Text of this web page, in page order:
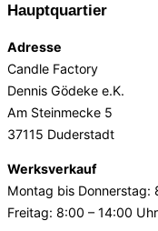
Hauptquartier
Adresse
Candle Factory
Dennis Gödeke e.K.
Am Steinmecke 5
37115 Duderstadt
Werksverkauf
Montag bis Donnerstag:
Freitag: 8:00 – 14:00 Uhr